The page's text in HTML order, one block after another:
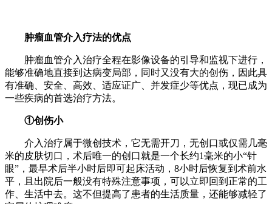
肿瘤血管介入疗法的优点
肿瘤血管介入治疗全程在影像设备的引导和监视下进行，
能够准确地直接到达病变局部，同时又没有大的创伤，因此具
有准确、安全、高效、适应证广、并发症少等优点，现已成为
一些疾病的首选治疗方法。
①创伤小
介入治疗属于微创技术，它无需开刀，无创口或仅需几毫
米的皮肤切口，术后唯一的创口就是一个长约1毫米的小“针
眼”，最早术后半小时后即可起床活动，8小时后恢复到术前水
平，且出院后一般没有特殊注意事项，可以立即回到正常的工
作、生活中去。这不但提高了患者的生活质量，还能够减轻了